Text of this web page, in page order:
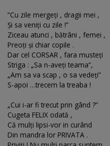
”Cu zile mergeţi , dragii mei ‚
Şi sa veniţi cu zile !”
Ziceau atunci , bătrâni , femei ,
Preoţi şi chiar copile .
Dar cel CORSAR , fara musteţi
Striga : „Sa n-aveţi teama”,
„Am sa va scap , o sa vedeţi”
S-apoi …trecem la treaba !
„Cui i-ar fi trecut prin gând ?”
Cugeta FELIX odată ,
Că mulţi lipsi-vor in curând
Din mandra lor PRIVATA .